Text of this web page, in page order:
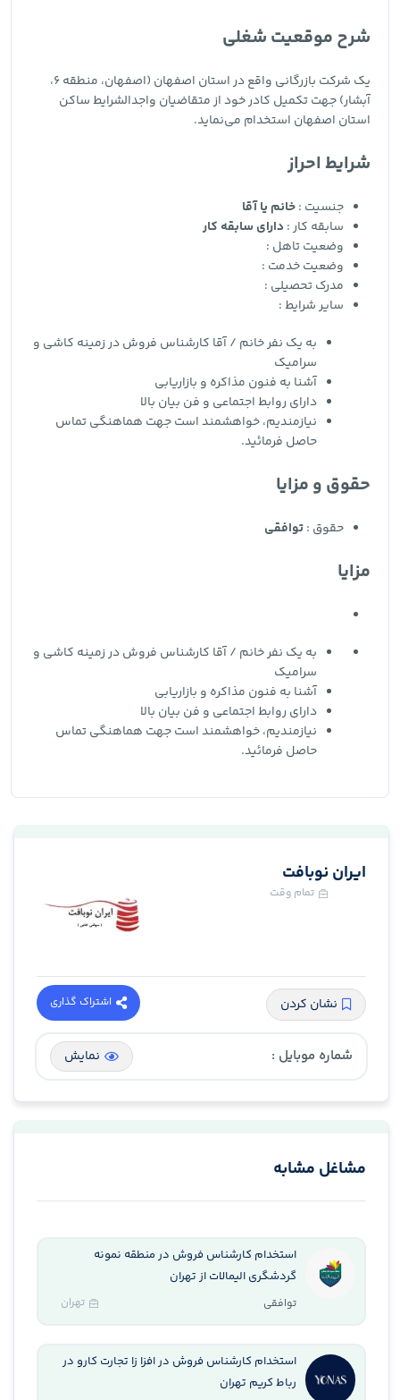
شرح موقعیت شغلی
یک شرکت بازرگانی واقع در استان اصفهان (اصفهان، منطقه 6،
آبشار) جهت تکمیل کادر خود از متقاضیان واجدالشرایط ساکن
استان اصفهان استخدام می‌نماید.
شرایط احراز
جنسیت :خانم یا آقا
سابقه کار : دارای سابقه کار
وضعیت تاهل :
وضعیت خدمت :
مدرک تحصیلی :
سایر شرایط :
به یک نفر خانم / آقا کارشناس فروش در زمینه کاشی و
سرامیک
آشنا به فنون مذاکره و بازاریابی
دارای روابط اجتماعی و فن بیان بالا
نیازمندیم، خواهشمند است جهت هماهنگی تماس
حاصل فرمائید.
حقوق و مزایا
حقوق :توافقی
مزایا
به یک نفر خانم / آقا کارشناس فروش در زمینه کاشی و
سرامیک
آشنا به فنون مذاکره و بازاریابی
دارای روابط اجتماعی و فن بیان بالا
نیازمندیم، خواهشمند است جهت هماهنگی تماس
حاصل فرمائید.
ایران نوبافت
تمام وقت
نشان کردن اشتراک گذاری
شماره موبایل : نمایش
مشاغل مشابه
استخدام کارشناس فروش در منطقه نمونه
گردشگری الیمالات از تهران
توافقی تهران
استخدام کارشناس فروش در افزا زا تجارت کارو در
رباط کریم تهران